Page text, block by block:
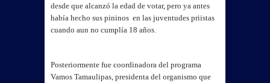
desde que alcanzó la edad de votar, pero ya antes
había hecho sus pininos en las juventudes priistas
cuando aun no cumplía 18 años.
Posteriormente fue coordinadora del programa
Vamos Tamaulipas, presidenta del organismo que